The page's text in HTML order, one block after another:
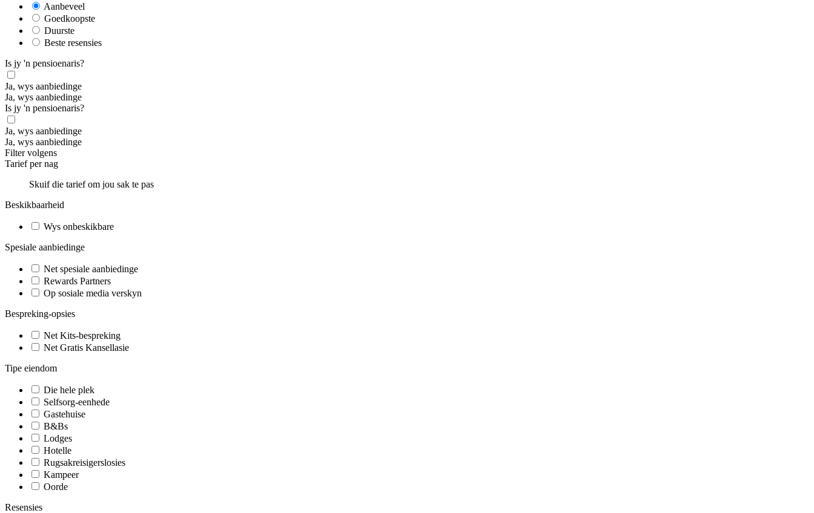
Aanbeveel
Goedkoopste
Duurste
Beste resensies
Is jy 'n pensioenaris?
Ja, wys aanbiedinge
Ja, wys aanbiedinge
Is jy 'n pensioenaris?
Ja, wys aanbiedinge
Ja, wys aanbiedinge
Filter volgens
Tarief per nag
Skuif die tarief om jou sak te pas
Beskikbaarheid
Wys onbeskikbare
Spesiale aanbiedinge
Net spesiale aanbiedinge
Rewards Partners
Op sosiale media verskyn
Bespreking-opsies
Net Kits-bespreking
Net Gratis Kansellasie
Tipe eiendom
Die hele plek
Selfsorg-eenhede
Gastehuise
B&Bs
Lodges
Hotelle
Rugsakreisigerslosies
Kampeer
Oorde
Resensies